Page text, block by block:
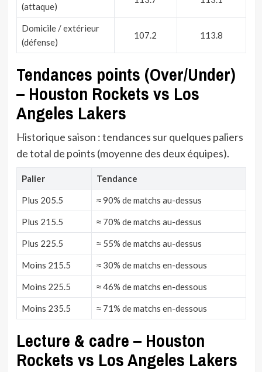
(attaque)
Domicile / extérieur
(défense)
107.2 113.8
Tendances points (Over/Under)
– Houston Rockets vs Los
Angeles Lakers
Historique saison : tendances sur quelques paliers
de total de points (moyenne des deux équipes).
Palier Tendance
Plus 205.5 ≈ 90% de matchs au-dessus
Plus 215.5 ≈ 70% de matchs au-dessus
Plus 225.5 ≈ 55% de matchs au-dessus
Moins 215.5 ≈ 30% de matchs en-dessous
Moins 225.5 ≈ 46% de matchs en-dessous
Moins 235.5 ≈ 71% de matchs en-dessous
Lecture & cadre – Houston
Rockets vs Los Angeles Lakers